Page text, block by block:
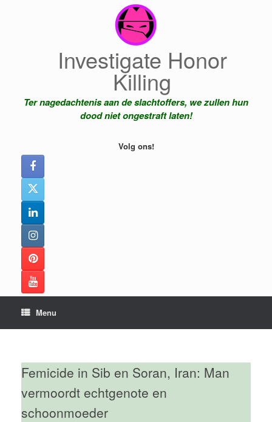
Investigate Honor
Killing
Ter nagedachtenis aan de slachtoffers, we zullen hun
dood niet ongestraft laten!
Volg ons!
Menu
Femicide in Sib en Soran, Iran: Man
vermoordt echtgenote en
schoonmoeder